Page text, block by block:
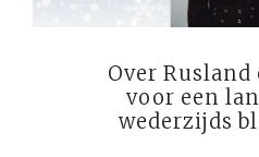
Over Rusland
voor een
wederzijds